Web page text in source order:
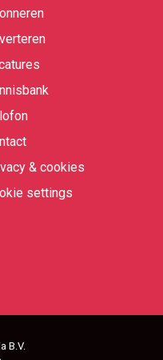
& cookies
settings
B.V.